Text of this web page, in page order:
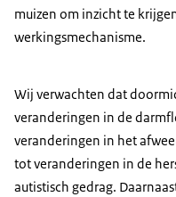
muizen om inzicht te
werkingsmechanisme.
Wij verwachten dat
veranderingen in de
veranderingen in het
tot veranderingen in de
autistisch gedrag.